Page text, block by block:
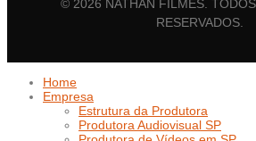
© 2026 NATHAN FILMES.
RESERVADOS.
Home
Empresa
Estrutura da Produtora
Produtora Audiovisual SP